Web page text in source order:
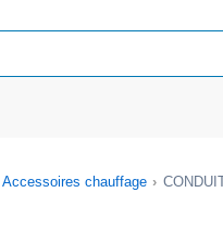
Accessoires chauffage